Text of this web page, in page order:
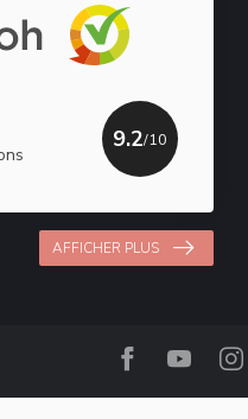
9.2/10
AFFICHER PLUS